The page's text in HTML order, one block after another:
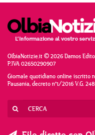
OlbiaNotizie.it © 2026 Damos
P.IVA 02650290907
Giornale quotidiano online iscritto
Pausania, decreto n°1/2016 V.G.